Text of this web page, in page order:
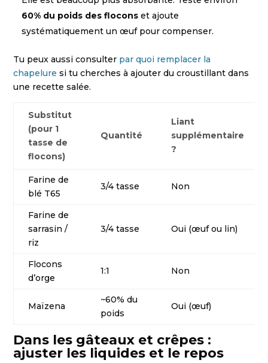
60% du poids des flocons et ajoute
systématiquement un œuf pour compenser.
Tu peux aussi consulter par quoi remplacer la
chapelure si tu cherches à ajouter du croustillant dans
une recette salée.
Substitut
(pour 1
tasse de
flocons)
Quantité
Liant
supplémentaire
?
Farine de
blé T65
3/4 tasse Non
Farine de
sarrasin /
riz
3/4 tasse Oui (œuf ou lin)
Flocons
d’orge
1:1 Non
Maïzena
~60% du
poids
Oui (œuf)
Dans les gâteaux et crêpes :
ajuster les liquides et le repos